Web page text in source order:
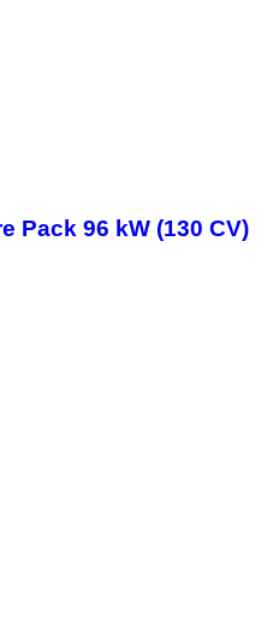
Pack 96 kW (130 CV)